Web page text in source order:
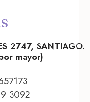
2747, SANTIAGO.
mayor)
3092